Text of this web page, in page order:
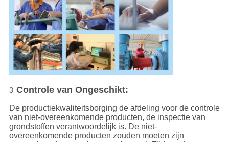
3. Controle van Ongeschikt:
De productiekwaliteitsborging de afdeling voor de controle
van niet-overeenkomende producten, de inspectie van
grondstoffen verantwoordelijk is. De niet-
overeenkomende producten zouden moeten zijn